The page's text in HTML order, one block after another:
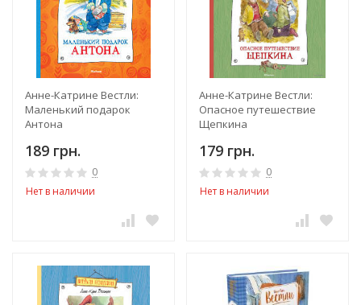
Анне-Катрине Вестли:
Маленький подарок
Антона
189 грн.
0
Нет в наличии
Анне-Катрине Вестли:
Опасное путешествие
Щепкина
179 грн.
0
Нет в наличии